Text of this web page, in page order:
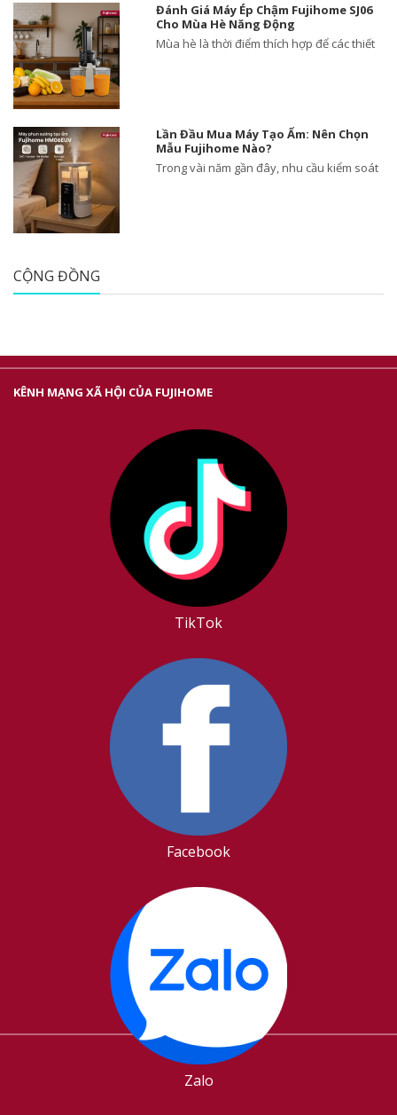
Đánh Giá Máy Ép Chậm Fujihome SJ06
Cho Mùa Hè Năng Động
Mùa hè là thời điểm thích hợp để các thiết
Lần Đầu Mua Máy Tạo Ẩm: Nên Chọn
Mẫu Fujihome Nào?
Trong vài năm gần đây, nhu cầu kiểm soát
CỘNG ĐỒNG
KÊNH MẠNG XÃ HỘI CỦA FUJIHOME
TikTok
Facebook
Zalo